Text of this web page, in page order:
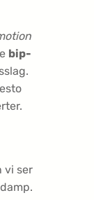
bip-
vi ser